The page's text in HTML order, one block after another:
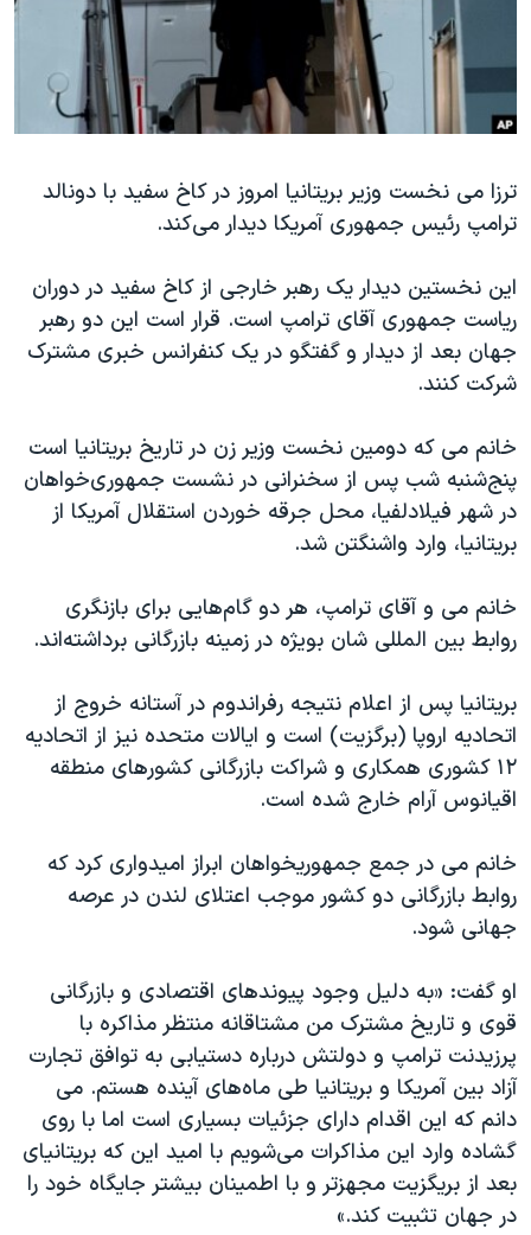
فرهنگ و زندگی
حقوق شهروندی
اقتصادی
اسرائیل در جنگ
گالری عکس
آرشیو پخش زنده
مستندها
انتخابات ریاست جمهوری آمریکا ۲۰۲۴
حمله جمهوری اسلامی به اسرائیل
ورزش زنان در ایران
اعتراضات زن، زندگی، آزادی
مجموعه مستندهای دادخواهی
تریبونال مردمی آبان ۹۸
دادگاه حمید نوری
قانون شفافیت دارائی کادر رهبری ایران
اعتراضات مردمی آبان ۹۸
اسرائیل در جنگ
همایش محافظه‌کاران آمریکا «سی‌پک»
سفر پرزیدنت ترامپ به چین
دنبال کنید
زبانهای مختلف
ترزا می نخست وزیر بریتانیا امروز در کاخ سفید با دونالد
ترامپ رئیس جمهوری آمریکا دیدار می‌کند.
این نخستین دیدار یک رهبر خارجی از کاخ سفید در دوران
ریاست جمهوری آقای ترامپ است. قرار است این دو رهبر
جهان بعد از دیدار و گفتگو در یک کنفرانس خبری مشترک
شرکت کنند.
خانم می که دومین نخست وزیر زن در تاریخ بریتانیا است
پنج‌شنبه شب پس از سخنرانی در نشست جمهوری‌خواهان
در شهر فیلادلفیا، محل جرقه خوردن استقلال آمریکا از
بریتانیا، وارد واشنگتن شد.
خانم می و آقای ترامپ، هر دو گام‌هایی برای بازنگری
روابط بین المللی شان بویژه در زمینه بازرگانی برداشته‌اند.
بریتانیا پس از اعلام نتیجه رفراندوم در آستانه خروج از
اتحادیه اروپا (برگزیت) است و ایالات متحده نیز از اتحادیه
۱۲ کشوری همکاری و شراکت بازرگانی کشورهای منطقه
اقیانوس آرام خارج شده است.
خانم می در جمع جمهوریخواهان ابراز امیدواری کرد که
روابط بازرگانی دو کشور موجب اعتلای لندن در عرصه
جهانی شود.
او گفت: «به دلیل وجود پیوندهای اقتصادی و بازرگانی
قوی و تاریخ مشترک من مشتاقانه منتظر مذاکره با
پرزیدنت ترامپ و دولتش درباره دستیابی به توافق تجارت
آزاد بین آمریکا و بریتانیا طی ماه‌های آینده هستم. می
دانم که این اقدام دارای جزئیات بسیاری است اما با روی
گشاده وارد این مذاکرات می‌شویم با امید این که بریتانیای
بعد از بریگزیت مجهزتر و با اطمینان بیشتر جایگاه خود را
در جهان تثبیت کند.»